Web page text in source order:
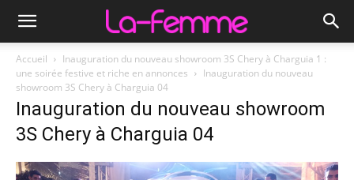
Accueil
Inauguration du nouveau showroom 3S Chery à Charguia 1 :
une soirée festive et riche en annonces
Inauguration du nouveau
showroom 3S Chery à Charguia 04
Inauguration du nouveau showroom
3S Chery à Charguia 04